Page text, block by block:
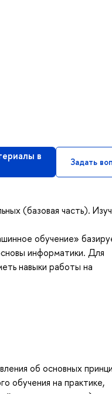
в
Задать
(базовая часть).
обучение»
информатики. Для
навыки работы на
об основных
обучения на практике,